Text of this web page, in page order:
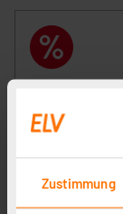
Zustimmung